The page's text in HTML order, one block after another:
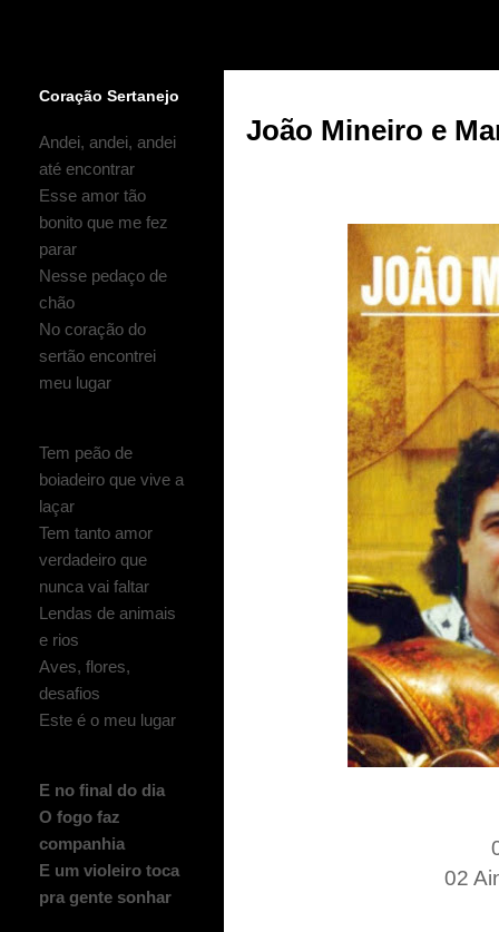
João Mineiro e
02
Coração Sertanejo
Andei, andei, andei
até encontrar
Esse amor tão
bonito que me fez
parar
Nesse pedaço de
chão
No coração do
sertão encontrei
meu lugar
Tem peão de
boiadeiro que vive a
laçar
Tem tanto amor
verdadeiro que
nunca vai faltar
Lendas de animais
e rios
Aves, flores,
desafios
Este é o meu lugar
E no final do dia
O fogo faz
companhia
E um violeiro toca
pra gente sonhar